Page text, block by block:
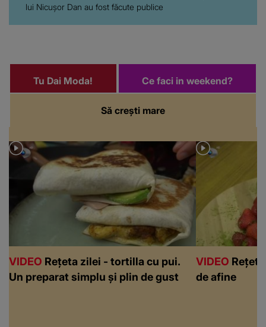
lui Nicușor Dan au fost făcute publice
Să crești mare
Tu Dai Moda! Ce faci in weekend?
VIDEO Rețeta zilei - tortilla cu pui.
Un preparat simplu și plin de gust
VIDEO
de afine